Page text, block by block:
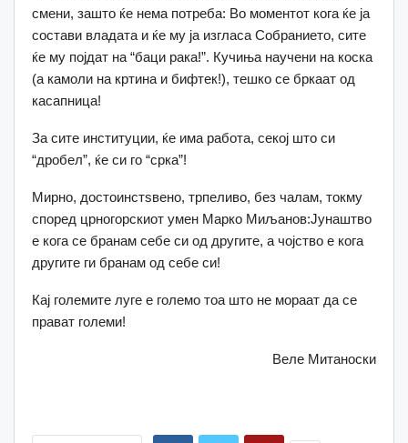
смени, зашто ќе нема потреба: Во моментот кога ќе ја
состави владата и ќе му ја изгласа Собранието, сите
ќе му појдат на “баци рака!”. Кучиња научени на коска
(а камоли на кртина и бифтек!), тешко се бркаат од
касапница!
За сите институции, ќе има работа, секој што си
“дробел”, ќе си го “срка”!
Мирно, достоинстѕвено, трпеливо, без чалам, токму
според црногорскиот умен Марко Миљанов:Јунаштво
е кога се бранам себе си од другите, а чојство е кога
другите ги бранам од себе си!
Кај големите луге е големо тоа што не мораат да се
прават големи!
Веле Митаноски